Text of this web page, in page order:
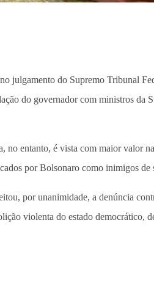
julgamento do Supremo Tribunal
do governador com ministros
entanto, é vista com maior valor
por Bolsonaro como inimigos de
por unanimidade, a denúncia
violenta do estado